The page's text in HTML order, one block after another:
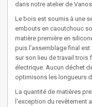
dans notre atelier de
Le bois est soumis à une
embouts en caoutchouc
matière première en
puis l'assemblage final est
sur son lieu de travail trois
électrique. Aucun déchet
optimisons les longueurs
La quantité de matières
l'exception du revêtement